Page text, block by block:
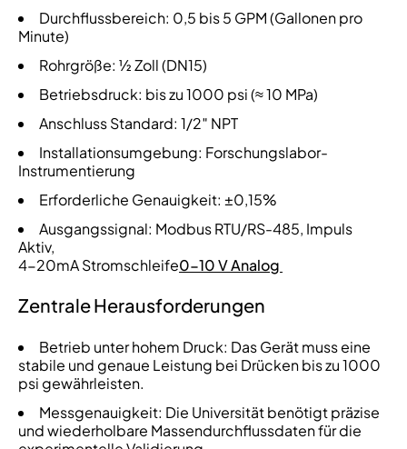
Durchflussbereich: 0,5 bis 5 GPM (Gallonen pro
Minute)
Rohrgröße: ½ Zoll (DN15)
Betriebsdruck: bis zu 1000 psi (≈ 10 MPa)
Anschluss Standard: 1/2″ NPT
Installationsumgebung: Forschungslabor-
Instrumentierung
Erforderliche Genauigkeit: ±0,15%
Ausgangssignal: Modbus RTU/RS-485, Impuls
Aktiv,
4-20mA Stromschleife0-10 V Analog
Zentrale Herausforderungen
Betrieb unter hohem Druck: Das Gerät muss eine
stabile und genaue Leistung bei Drücken bis zu 1000
psi gewährleisten.
Messgenauigkeit: Die Universität benötigt präzise
und wiederholbare Massendurchflussdaten für die